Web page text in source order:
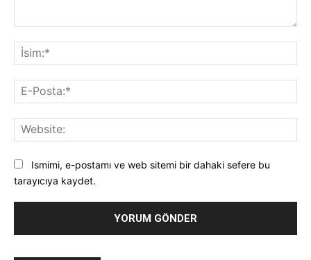
Ismimi, e-postamı ve web sitemi bir dahaki sefere bu
tarayıcıya kaydet.